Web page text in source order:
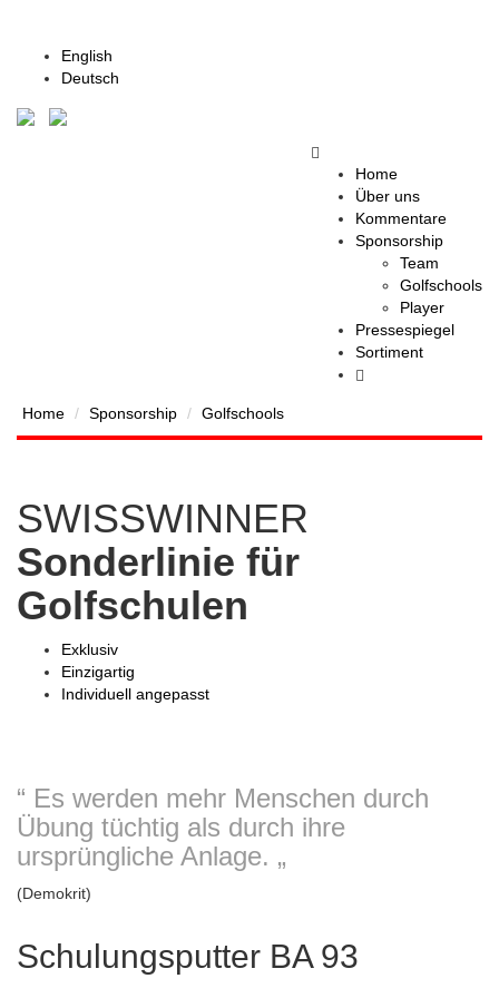
English
Deutsch
Home
Über uns
Kommentare
Sponsorship
Team
Golfschools
Player
Pressespiegel
Sortiment
Home Sponsorship Golfschools
SWISSWINNER
Sonderlinie für
Golfschulen
Exklusiv
Einzigartig
Individuell angepasst
“ Es werden mehr Menschen durch
Übung tüchtig als durch ihre
ursprüngliche Anlage. „
(Demokrit)
Schulungsputter BA 93